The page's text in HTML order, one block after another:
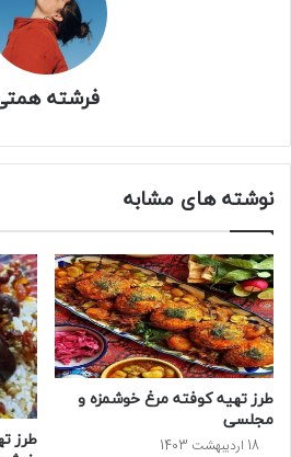
فرشته
نوشته های مشابه
طرز تهیه کوفته مرغ خوشمزه و
مجلسی
18 اردیبهشت 1403
طرز